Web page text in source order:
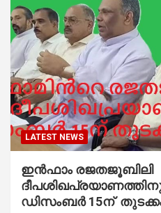
LATEST NEWS
ഇന്‍ഫാം രജതജൂബിലി
ഡിസംബര്‍ 15ന്